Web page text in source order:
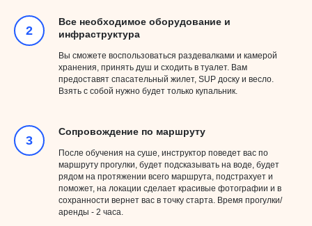
Все необходимое оборудование и
инфраструктура
Вы сможете воспользоваться раздевалками и камерой
хранения, принять душ и сходить в туалет. Вам
предоставят спасательный жилет, SUP доску и весло.
Взять с собой нужно будет только купальник.
Сопровождение по маршруту
После обучения на суше, инструктор поведет вас по
маршруту прогулки, будет подсказывать на воде, будет
рядом на протяжении всего маршрута, подстрахует и
поможет, на локации сделает красивые фотографии и в
сохранности вернет вас в точку старта. Время прогулки/
аренды - 2 часа.